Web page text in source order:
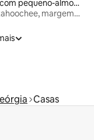
Espaços com pequeno-almoço
Rio Chattahoochee, margem da Geórgia
Casas